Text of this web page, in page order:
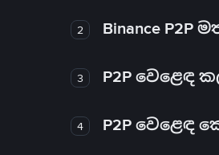
2 Binance
3 P2P වෙළෙඳ
4 P2P වෙළෙඳ